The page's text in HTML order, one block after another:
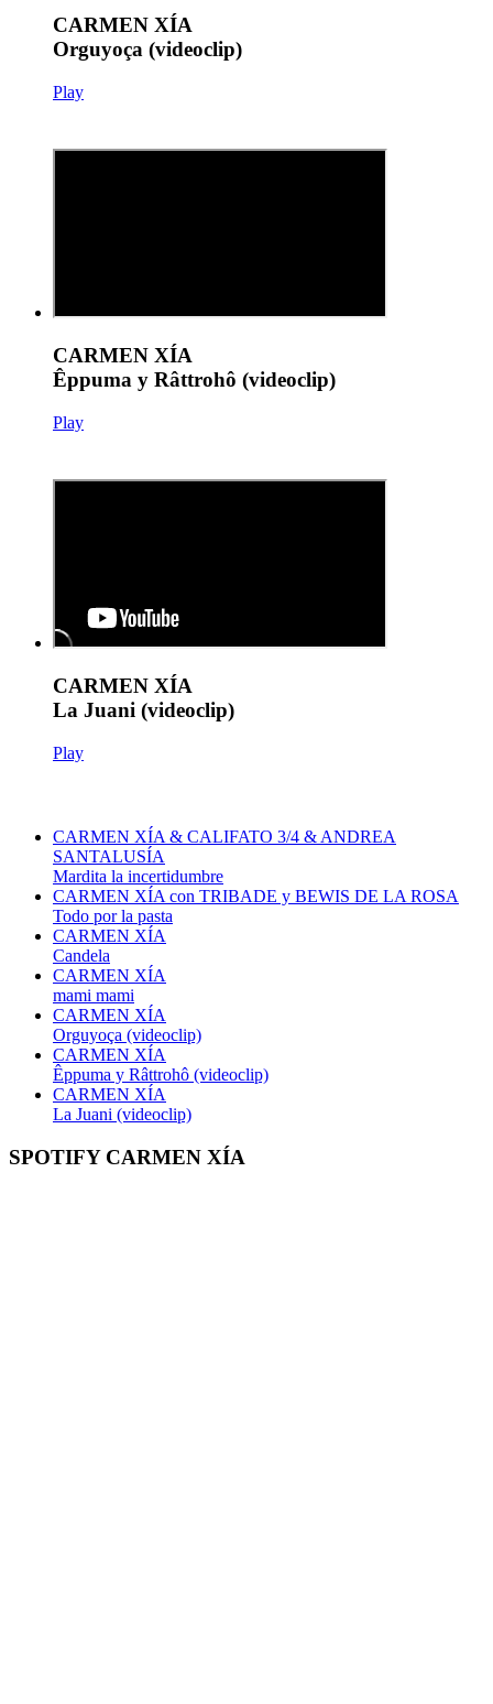
CARMEN XÍA
Orguyoça (videoclip)
Play
CARMEN XÍA
Êppuma y Râttrohô (videoclip)
Play
CARMEN XÍA
La Juani (videoclip)
Play
CARMEN XÍA & CALIFATO 3/4 & ANDREA
SANTALUSÍA
Mardita la incertidumbre
CARMEN XÍA con TRIBADE y BEWIS DE LA ROSA
Todo por la pasta
CARMEN XÍA
Candela
CARMEN XÍA
mami mami
CARMEN XÍA
Orguyoça (videoclip)
CARMEN XÍA
Êppuma y Râttrohô (videoclip)
CARMEN XÍA
La Juani (videoclip)
SPOTIFY CARMEN XÍA